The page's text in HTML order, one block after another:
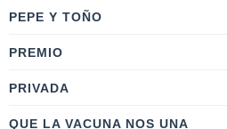
PEPE Y TOÑO
PREMIO
PRIVADA
QUE LA VACUNA NOS UNA